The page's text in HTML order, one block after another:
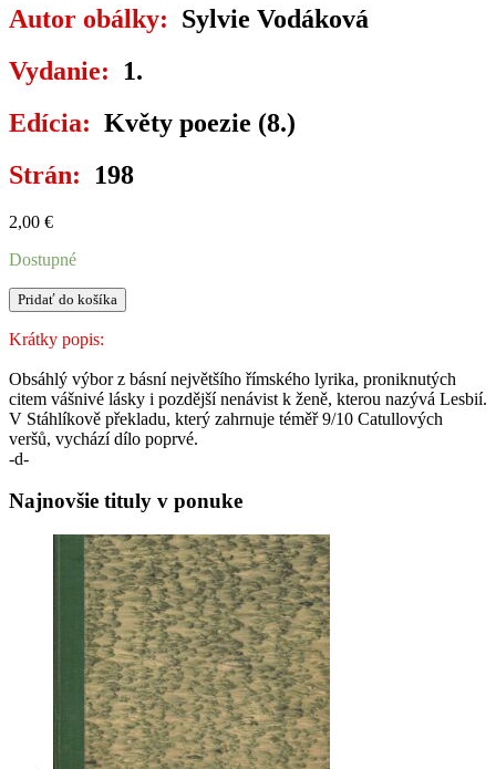
Autor obálky: Sylvie Vodáková
Vydanie: 1.
Edícia: Květy poezie (8.)
Strán: 198
2,00 €
Dostupné
množstvo
BÁSNĚ
Pridať do košíka
Krátky popis:
Obsáhlý výbor z básní největšího římského lyrika, proniknutých
citem vášnivé lásky i pozdější nenávist k ženě, kterou nazývá Lesbií.
V Stáhlíkově překladu, který zahrnuje téměř 9/10 Catullových
veršů, vychází dílo poprvé.
-d-
Najnovšie tituly v ponuke